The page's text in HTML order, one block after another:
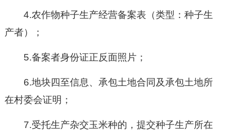
4.农作物种子生产经营备案表（类型：种子生
产者）；
5.备案者身份证正反面照片；
6.地块四至信息、承包土地合同及承包土地所
在村委会证明；
7.受托生产杂交玉米种的，提交种子生产所在